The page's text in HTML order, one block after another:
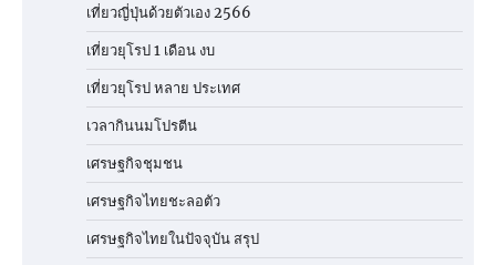
เที่ยวญี่ปุ่นด้วยตัวเอง 2566
เที่ยวยุโรป 1 เดือน งบ
เที่ยวยุโรป หลาย ประเทศ
เวลากินนมโปรตีน
เศรษฐกิจชุมชน
เศรษฐกิจไทยชะลอตัว
เศรษฐกิจไทยในปัจจุบัน สรุป